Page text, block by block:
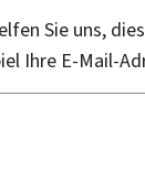
Sie uns,
Ihre E-Mail-